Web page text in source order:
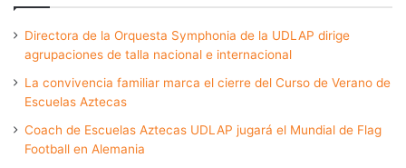
Directora de la Orquesta Symphonia de la UDLAP dirige
agrupaciones de talla nacional e internacional
La convivencia familiar marca el cierre del Curso de Verano de
Escuelas Aztecas
Coach de Escuelas Aztecas UDLAP jugará el Mundial de Flag
Football en Alemania